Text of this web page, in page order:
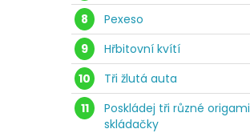
8
Pexeso
9
Hřbitovní kvítí
10
Tři žlutá auta
11
Poskládej tři různé origami
skládačky